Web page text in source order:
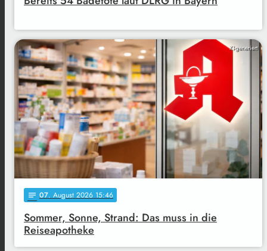
KI-generiert
notes 07. August 2026 15:46
Sommer, Sonne, Strand: Das muss in die
Reiseapotheke